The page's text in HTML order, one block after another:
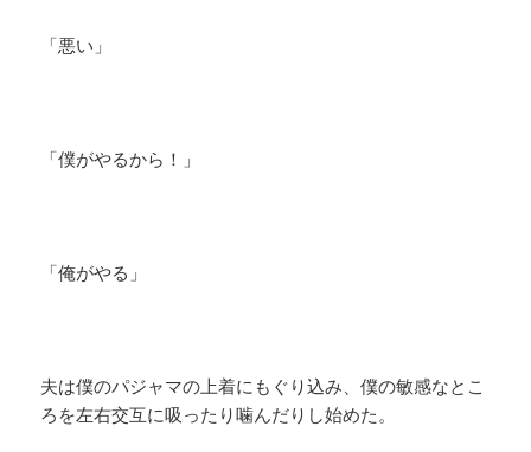
「悪い」
「僕がやるから！」
「俺がやる」
夫は僕のパジャマの上着にもぐり込み、僕の敏感なとこ
ろを左右交互に吸ったり噛んだりし始めた。